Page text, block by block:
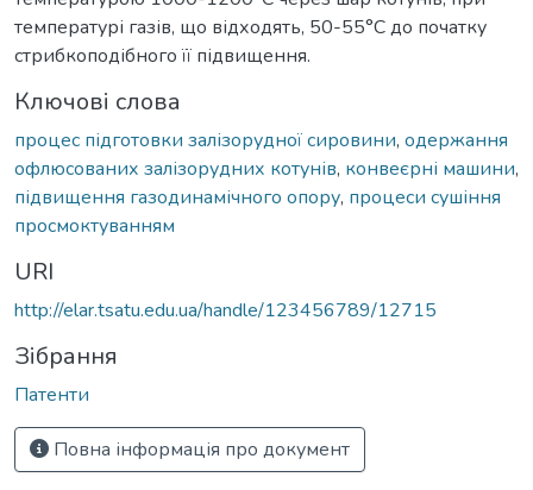
температурі газів, що відходять, 50-55°С до початку
стрибкоподібного її підвищення.
Ключові слова
процес підготовки залізорудної сировини, одержання
офлюсованих залізорудних котунів, конвеєрні машини,
підвищення газодинамічного опору, процеси сушіння
просмоктуванням
URI
http://elar.tsatu.edu.ua/handle/123456789/12715
Зібрання
Патенти
Повна інформація про документ